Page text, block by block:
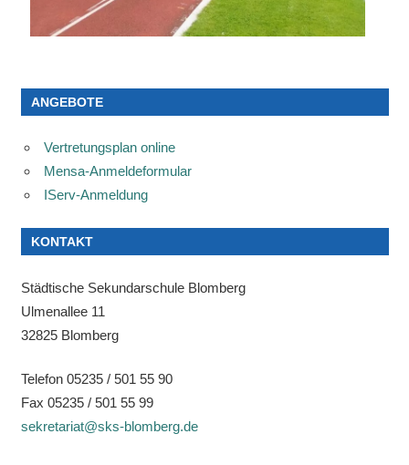
ANGEBOTE
Vertretungsplan online
Mensa-Anmeldeformular
IServ-Anmeldung
KONTAKT
Städtische Sekundarschule Blomberg
Ulmenallee 11
32825 Blomberg
Telefon 05235 / 501 55 90
Fax 05235 / 501 55 99
sekretariat@sks-blomberg.de